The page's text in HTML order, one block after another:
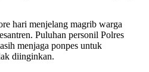
hari menjelang magrib warga
Puluhan personil Polres
menjaga ponpes untuk
diinginkan.